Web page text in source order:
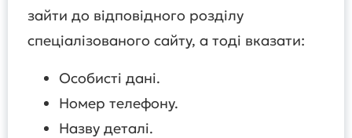
зайти до відповідного розділу
спеціалізованого сайту, а тоді вказати:
Особисті дані.
Номер телефону.
Назву деталі.